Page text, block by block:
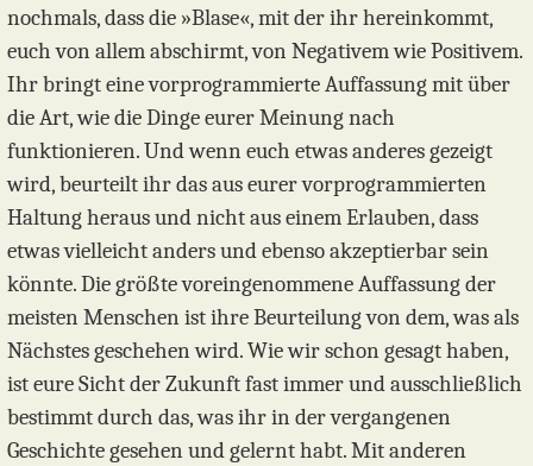
nochmals, dass die »Blase«, mit der ihr hereinkommt,
euch von allem abschirmt, von Negativem wie Positivem.
Ihr bringt eine vorprogrammierte Auffassung mit über
die Art, wie die Dinge eurer Meinung nach
funktionieren. Und wenn euch etwas anderes gezeigt
wird, beurteilt ihr das aus eurer vorprogrammierten
Haltung heraus und nicht aus einem Erlauben, dass
etwas vielleicht anders und ebenso akzeptierbar sein
könnte. Die größte voreingenommene Auffassung der
meisten Menschen ist ihre Beurteilung von dem, was als
Nächstes geschehen wird. Wie wir schon gesagt haben,
ist eure Sicht der Zukunft fast immer und ausschließlich
bestimmt durch das, was ihr in der vergangenen
Geschichte gesehen und gelernt habt. Mit anderen